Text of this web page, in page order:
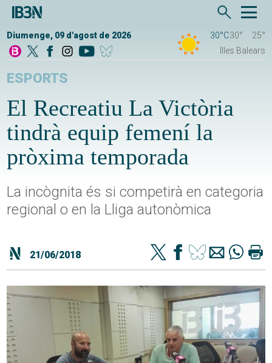
Diumenge, 09 d'agost de 2026 30°C30°
25°
Illes Balears
ESPORTS
El Recreatiu La Victòria
tindrà equip femení la
pròxima temporada
La incògnita és si competirà en categoria
regional o en la Lliga autonòmica
21/06/2018